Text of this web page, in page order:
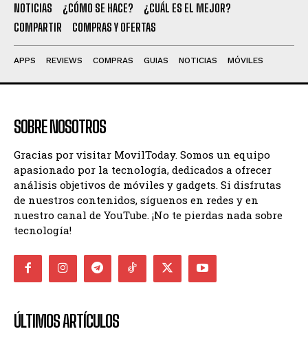
NOTICIAS ¿CÓMO SE HACE?
¿CUÁL ES EL MEJOR?
COMPARTIR
COMPRAS Y OFERTAS
APPS REVIEWS COMPRAS GUIAS NOTICIAS MÓVILES
SOBRE NOSOTROS
Gracias por visitar MovilToday. Somos un equipo
apasionado por la tecnología, dedicados a ofrecer
análisis objetivos de móviles y gadgets. Si disfrutas
de nuestros contenidos, síguenos en redes y en
nuestro canal de YouTube. ¡No te pierdas nada sobre
tecnología!
ÚLTIMOS ARTÍCULOS